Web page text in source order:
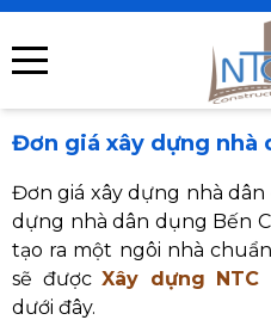
Đơn giá xây dựng nhà
Đơn giá xây dựng nhà dân
dựng nhà dân dụng Bến
tạo ra một ngôi nhà
sẽ đượcXây dựng NTC
dưới đây.